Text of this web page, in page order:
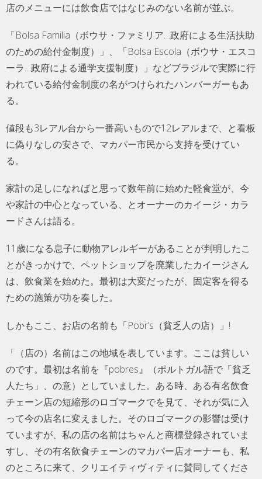
店のメニューには飲食店ではなじみのない名前が並ぶ。
「Bolsa Familia（ボウサ・ファミリア…政府による生活扶助
のための給付金制度）」、「Bolsa Escola（ボウサ・エスコ
ーラ…政府による通学支援制度）」などブラジルで実際に行
われている給付金制度の名がつけられたハンバーガーもあ
る。
値段も3レアル台から一番高いもので12レアルまで、と看板
に偽りなしの安さで、マカパー市民から支持を受けてい
る。
家計の足しになればと思って数年前に始めた軽食堂が、今
や家計の中心となっている、とオーナーのカイージ・カラ
ードさんは語る。
11歳になる息子に動物アレルギーがあることが判明したこ
とがきっかけで、ペットショップを廃業したカイージさん
は、飲食業を始めた。最初は大変だったが、固定客を得る
ための施策が功を奏した。
しかもここ、お店の名前も「Pobr’s（貧乏人の店）」!
「（店の）名前はこの地域を表しています。ここは貧しい
のです。最初は名前を『pobres』（ポルトガル語で「貧乏
人たち」、の意）としていました。ある時、ある有名飲食
チェーン店の短縮形のロゴマークでを見て、それが気に入
って今の店名に変えました。そのロゴマークの影響は受け
ていますが、私の店の名前はちゃんと商標登録されていま
すし、その有名飲食チェーンのマカパー店オーナーも、私
のところに来て、クリエイティヴィティに賛同してくださ